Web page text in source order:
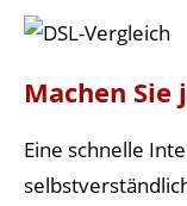
Machen Sie
Eine schnelle